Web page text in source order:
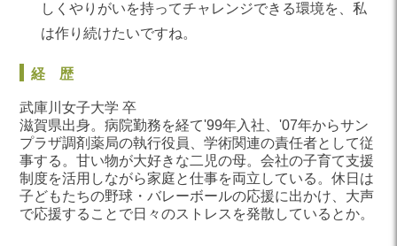
しくやりがいを持ってチャレンジできる環境を、私
は作り続けたいですね。
経歴
武庫川女子大学 卒
滋賀県出身。病院勤務を経て'99年入社、'07年からサン
プラザ調剤薬局の執行役員、学術関連の責任者として従
事する。甘い物が大好きな二児の母。会社の子育て支援
制度を活用しながら家庭と仕事を両立している。休日は
子どもたちの野球・バレーボールの応援に出かけ、大声
で応援することで日々のストレスを発散しているとか。